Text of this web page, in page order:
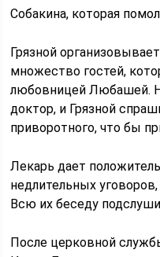
Собакина, которая
Грязной
множество гостей,
любовницей Любашей.
доктор, и Грязной
приворотного, что бы
Лекарь дает
недлительных
Всю их беседу
После церковной